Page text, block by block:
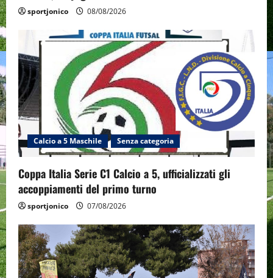
sportjonico 08/08/2026
Calcio a 5 Maschile Senza categoria
Coppa Italia Serie C1 Calcio a 5, ufficializzati gli
accoppiamenti del primo turno
sportjonico 07/08/2026